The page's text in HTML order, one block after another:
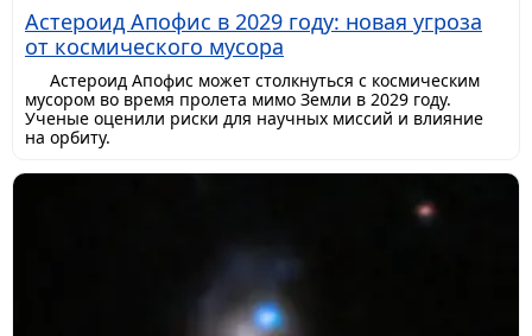
Астероид Апофис в 2029 году: новая угроза
от космического мусора
Астероид Апофис может столкнуться с космическим
мусором во время пролета мимо Земли в 2029 году.
Ученые оценили риски для научных миссий и влияние
на орбиту.